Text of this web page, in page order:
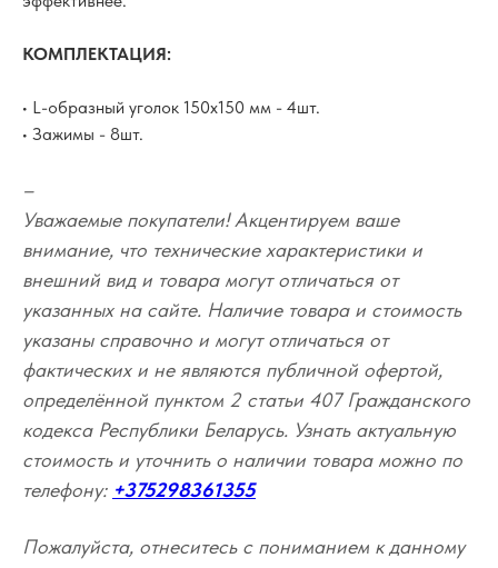
КОМПЛЕКТАЦИЯ:
• L-образный уголок 150х150 мм - 4шт.
• Зажимы - 8шт.
–
Уважаемые покупатели! Акцентируем ваше
внимание, что технические характеристики и
внешний вид и товара могут отличаться от
указанных на сайте. Наличие товара и стоимость
указаны справочно и могут отличаться от
фактических и не являются публичной офертой,
определённой пунктом 2 статьи 407 Гражданского
кодекса Республики Беларусь. Узнать актуальную
стоимость и уточнить о наличии товара можно по
телефону: +375298361355
Пожалуйста, отнеситесь с пониманием к данному